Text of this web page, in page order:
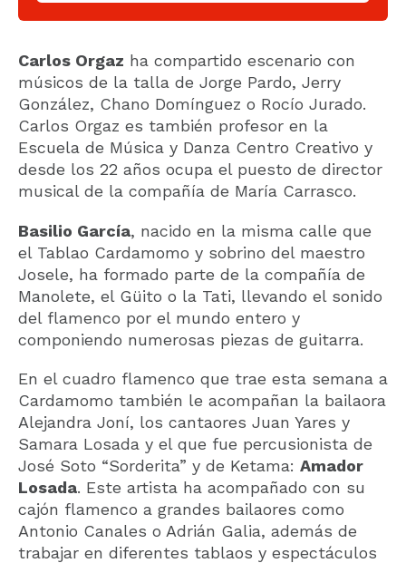
Carlos Orgaz ha compartido escenario con
músicos de la talla de Jorge Pardo, Jerry
González, Chano Domínguez o Rocío Jurado.
Carlos Orgaz es también profesor en la
Escuela de Música y Danza Centro Creativo y
desde los 22 años ocupa el puesto de director
musical de la compañía de María Carrasco.
Basilio García, nacido en la misma calle que
el Tablao Cardamomo y sobrino del maestro
Josele, ha formado parte de la compañía de
Manolete, el Güito o la Tati, llevando el sonido
del flamenco por el mundo entero y
componiendo numerosas piezas de guitarra.
En el cuadro flamenco que trae esta semana a
Cardamomo también le acompañan la bailaora
Alejandra Joní, los cantaores Juan Yares y
Samara Losada y el que fue percusionista de
José Soto “Sorderita” y de Ketama: Amador
Losada. Este artista ha acompañado con su
cajón flamenco a grandes bailaores como
Antonio Canales o Adrián Galia, además de
trabajar en diferentes tablaos y espectáculos